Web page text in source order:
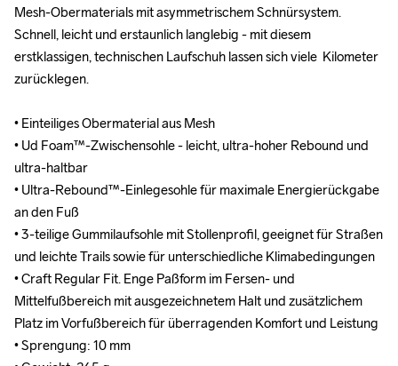
Mesh-Obermaterials mit asymmetrischem Schnürsystem.
Schnell, leicht und erstaunlich langlebig - mit diesem
erstklassigen, technischen Laufschuh lassen sich viele  Kilometer
zurücklegen.
• Einteiliges Obermaterial aus Mesh
• Ud Foam™-Zwischensohle - leicht, ultra-hoher Rebound und
ultra-haltbar
• Ultra-Rebound™-Einlegesohle für maximale Energierückgabe
an den Fuß
• 3-teilige Gummilaufsohle mit Stollenprofil, geeignet für Straßen
und leichte Trails sowie für unterschiedliche Klimabedingungen
• Craft Regular Fit. Enge Paßform im Fersen- und
Mittelfußbereich mit ausgezeichnetem Halt und zusätzlichem
Platz im Vorfußbereich für überragenden Komfort und Leistung
• Sprengung: 10 mm
Mesh-Obermaterials mit asymmetrischem Schnürsystem.
Schnell, leicht und erstaunlich langlebig - mit diesem
erstklassigen, technischen Laufschuh lassen sich viele  Kilometer
zurücklegen.
• Einteiliges Obermaterial aus Mesh
• Ud Foam™-Zwischensohle - leicht, ultra-hoher Rebound und
ultra-haltbar
• Ultra-Rebound™-Einlegesohle für maximale Energierückgabe
an den Fuß
• 3-teilige Gummilaufsohle mit Stollenprofil, geeignet für Straßen
und leichte Trails sowie für unterschiedliche Klimabedingungen
• Craft Regular Fit. Enge Paßform im Fersen- und
Mittelfußbereich mit ausgezeichnetem Halt und zusätzlichem
Platz im Vorfußbereich für überragenden Komfort und Leistung
• Sprengung: 10 mm